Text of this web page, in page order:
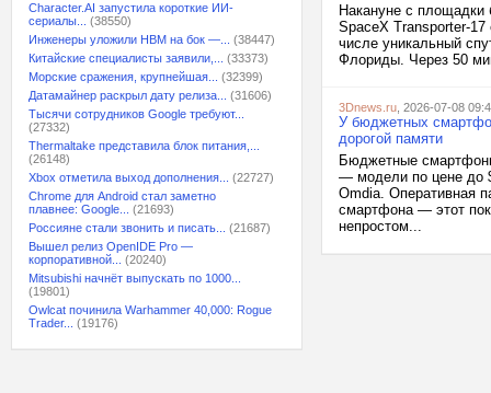
Character.AI запустила короткие ИИ-
сериалы...
(38550)
Инженеры уложили HBM на бок —...
(38447)
Китайские специалисты заявили,...
(33373)
Морские сражения, крупнейшая...
(32399)
Датамайнер раскрыл дату релиза...
(31606)
Тысячи сотрудников Google требуют...
(27332)
Thermaltake представила блок питания,...
(26148)
Xbox отметила выход дополнения...
(22727)
Chrome для Android стал заметно
плавнее: Google...
(21693)
Россияне стали звонить и писать...
(21687)
Вышел релиз OpenIDE Pro —
корпоративной...
(20240)
Mitsubishi начнёт выпускать по 1000...
(19801)
Owlcat починила Warhammer 40,000: Rogue
Trader...
(19176)
Накануне с
SpaceX Transporter-17
числе уникальный
Флориды. Через 50
3Dnews.ru , 2026-07-08
У бюджетных
дорогой памяти
Бюджетные
— модели по цене до
Omdia. Оперативная
смартфона — этот
непростом...